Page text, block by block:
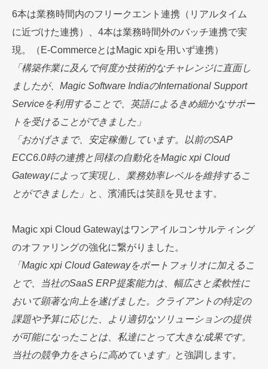
6本は業務時間内のフリークエント連携（リアルタイム
に近づけた連携）、4本は業務時間外のバッチ連携で実
現。（E-CommerceとはMagic xpiを用いず連携）
「構築作業に及んで何度か技術的なチャレンジに直面し
ましたが、Magic Software IndiaのInternational Support
Serviceを利用することで、英語によるきめ細かなサポー
トを受けることができました」
「おかげさまで、安定稼働しています。以前のSAP
ECC6.0時の連携と同様の自動化をMagic xpi Cloud
Gatewayによって実現し、業務効率レベルを維持するこ
とができました」 と、濱浦氏は笑顔を見せます。
Magic xpi Cloud Gatewayはワンアイルコンサルティング
のオファリングの強化に繋がりました。
「Magic xpi Cloud Gatewayをポートフォリオに加えるこ
とで、当社のSaaS ERP提案能力は、幅広さと柔軟性に
おいて顕著な向上を遂げました。クライアントの特定の
課題や予算に応じた、より適切なソリューションの提供
が可能になったことは、私達にとって大きな成果です。
当社の競争力をさらに高めています」 と強調します。